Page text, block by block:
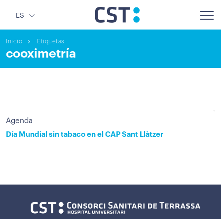
ES
Inicio Etiquetas
cooximetría
Agenda
Día Mundial sin tabaco en el CAP Sant Llàtzer